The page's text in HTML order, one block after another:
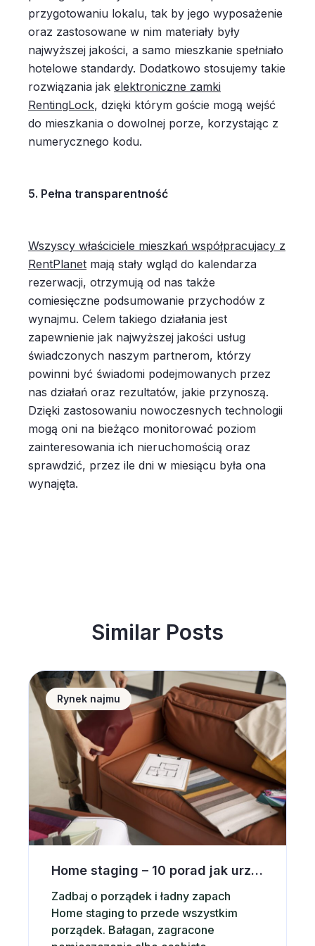
przygotowaniu lokalu, tak by jego wyposażenie
oraz zastosowane w nim materiały były
najwyższej jakości, a samo mieszkanie spełniało
hotelowe standardy. Dodatkowo stosujemy takie
rozwiązania jak elektroniczne zamki
RentingLock, dzięki którym goście mogą wejść
do mieszkania o dowolnej porze, korzystając z
numerycznego kodu.
5. Pełna transparentność
Wszyscy właściciele mieszkań współpracujacy z
RentPlanet mają stały wgląd do kalendarza
rezerwacji, otrzymują od nas także
comiesięczne podsumowanie przychodów z
wynajmu. Celem takiego działania jest
zapewnienie jak najwyższej jakości usług
świadczonych naszym partnerom, którzy
powinni być świadomi podejmowanych przez
nas działań oraz rezultatów, jakie przynoszą.
Dzięki zastosowaniu nowoczesnych technologii
mogą oni na bieżąco monitorować poziom
zainteresowania ich nieruchomością oraz
sprawdzić, przez ile dni w miesiącu była ona
wynajęta.
Similar Posts
Home staging &#8211; 10 porad jak urządzić
Rynek najmu
Home staging – 10 porad jak urządzić wnętrze pod wynajem krótkoterminowy
Zadbaj o porządek i ładny zapach
Home staging to przede wszystkim
porządek. Bałagan, zagracone